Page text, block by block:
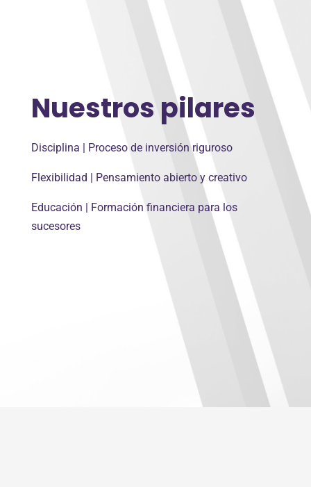
Nuestros pilares
Disciplina | Proceso de inversión riguroso
Flexibilidad | Pensamiento abierto y creativo
Educación | Formación financiera para los
sucesores